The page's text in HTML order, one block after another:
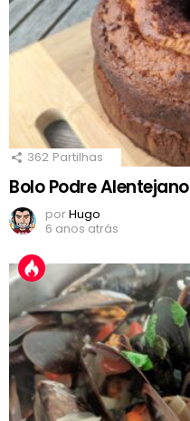
362 Partilhas
Bolo Podre Alentejano
porHugo
6 anos atrás